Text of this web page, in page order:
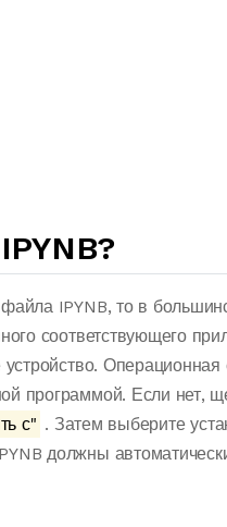
IPYNB, то в
соответствующего
программой. Если нет,
с" . Затем выберите
должны